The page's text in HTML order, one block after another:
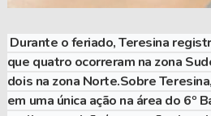
Durante o feriado, Teresina
que quatro ocorreram na zona
dois na zona Norte.Sobre
em uma única ação na área do 6º